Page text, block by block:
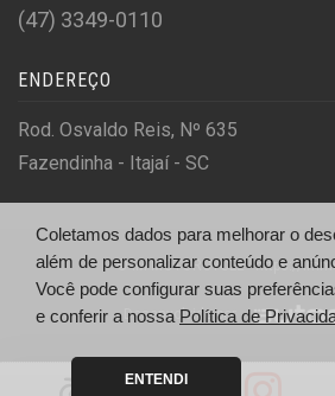
(47) 3349-0110
ENDEREÇO
Rod. Osvaldo Reis, Nº 635
Fazendinha - Itajaí - SC
© IM MOTORCYCLE - https://
Desenvolvido por
Coletamos dados para melhorar o
além de personalizar conteúdo e
Você pode configurar suas
e conferir a nossa Política de
ENTENDI